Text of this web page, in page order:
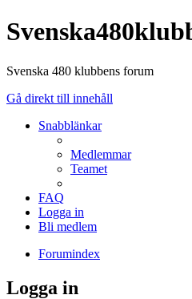
Svenska 480 klubbens forum
Gå direkt till innehåll
Snabblänkar
Medlemmar
Teamet
FAQ
Logga in
Bli medlem
Forumindex
Logga in